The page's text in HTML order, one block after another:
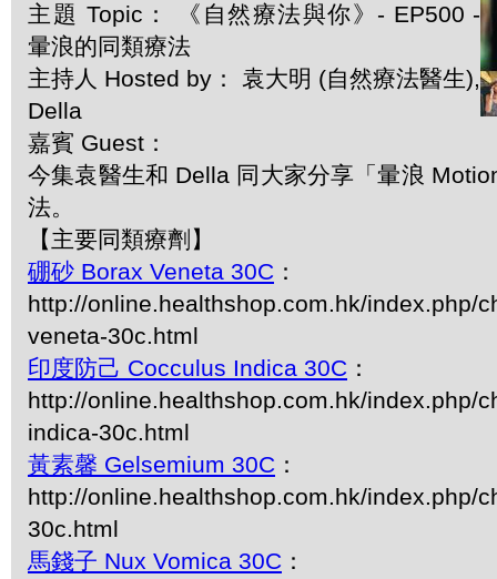
主題 Topic： 《自然療法與你》- EP500 -
暈浪的同類療法
主持人 Hosted by： 袁大明 (自然療法醫生),
Della
嘉賓 Guest：
今集袁醫生和 Della 同大家分享「暈浪
法。
【主要同類療劑】
硼砂 Borax Veneta 30C ：
http://online.healthshop.com.hk/index.php/
veneta-30c.html
印度防己 Cocculus Indica 30C ：
http://online.healthshop.com.hk/index.php/
indica-30c.html
黃素馨 Gelsemium 30C ：
http://online.healthshop.com.hk/index.php/
30c.html
馬錢子 Nux Vomica 30C ：